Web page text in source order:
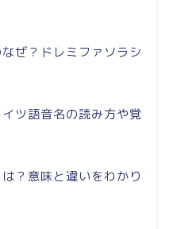
ぜ？ドレミファソラシ
ツ語音名の読み方や覚
？意味と違いをわかり